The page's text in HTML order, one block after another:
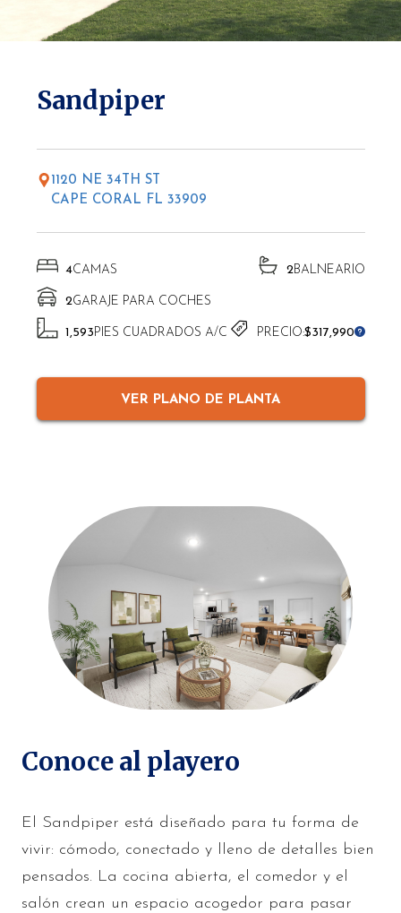
Sandpiper
1120 NE 34TH ST
CAPE CORAL FL 33909
4CAMAS 2BALNEARIO
2GARAJE PARA COCHES
1,593 PIES CUADRADOS A/C PRECIO:$317,990
VER PLANO DE PLANTA
Conoce al playero
El Sandpiper está diseñado para tu forma de
vivir: cómodo, conectado y lleno de detalles bien
pensados. La cocina abierta, el comedor y el
salón crean un espacio acogedor para pasar